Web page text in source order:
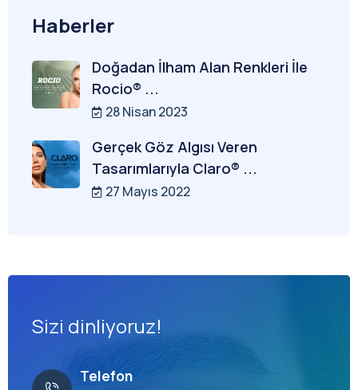
Haberler
Doğadan İlham Alan Renkleri İle
Rocio® ...
28 Nisan 2023
Gerçek Göz Algısı Veren
Tasarımlarıyla Claro® ...
27 Mayıs 2022
Sizi dinliyoruz!
Telefon